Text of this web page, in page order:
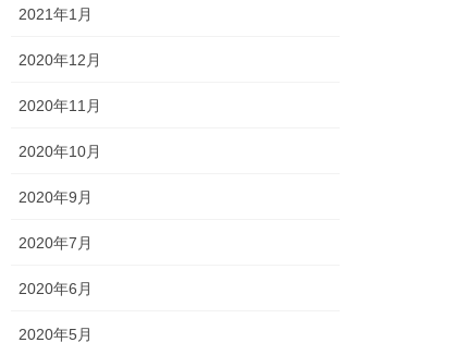
2021年1月
2020年12月
2020年11月
2020年10月
2020年9月
2020年7月
2020年6月
2020年5月